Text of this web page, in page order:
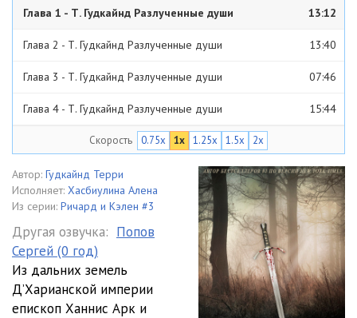
Глава 1 - Т. Гудкайнд Разлученные души 13:12
Глава 2 - Т. Гудкайнд Разлученные души 13:40
Глава 3 - Т. Гудкайнд Разлученные души 07:46
Глава 4 - Т. Гудкайнд Разлученные души 15:44
Глава 5 - Т. Гудкайнд Разлученные души
Глава 6 - Т. Гудкайнд Разлученные души 11:39
Глава 7 - Т. Гудкайнд Разлученные души 11:46
Глава 8 - Т. Гудкайнд Разлученные души 13:36
Глава 9 - Т. Гудкайнд Разлученные души 11:43
Глава 10 - Т. Гудкайнд Разлученные души 14:30
Скорость 0.75x 1x 1.25x 1.5x 2x
Автор: Гудкайнд Терри
Исполняет: Хасбиулина Алена
Из серии: Ричард и Кэлен #3
Другая озвучка: Попов
Сергей (0 год)
Из дальних земель
Д’Харианской империи
епископ Ханнис Арк и